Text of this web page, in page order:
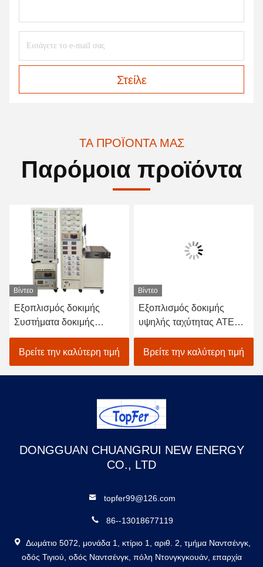
Στείλε
ΤΑ ΠΡΟΪΌΝΤΑ ΜΑΣ
Παρόμοια προϊόντα
Βίντεο
Εξοπλισμός δοκιμής
Συστήματα δοκιμής
τροφοδοσίας ηλεκτρικής
ενέργειας
Βρείτε την καλύτερη τιμή
Βίντεο
Εξοπλισμός δοκιμής
υψηλής ταχύτητας ATE
Συστήματα δοκιμής
αυτόματης τροφοδοσίας
ηλεκτρικής ενέργειας
Βρείτε την καλύτερη τιμή
DONGGUAN CHUANGRUI NEW ENERGY
CO., LTD
topfer99@126.com
86--13018677119
Δωμάτιο 5072, μονάδα 1, κτίριο 1, αριθ. 2, τμήμα Ναντσένγκ,
οδός Τιγιού, οδός Ναντσένγκ, πόλη Ντονγκγκουάν, επαρχία